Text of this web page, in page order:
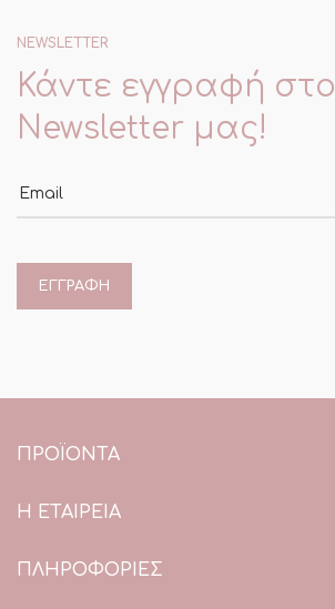
NEWSLETTER
Κάντε εγγραφή στο
Newsletter μας!
ΠΡΟΪΌΝΤΑ
Η ΕΤΑΙΡΕΙΑ
ΠΛΗΡΟΦΟΡΙΕΣ